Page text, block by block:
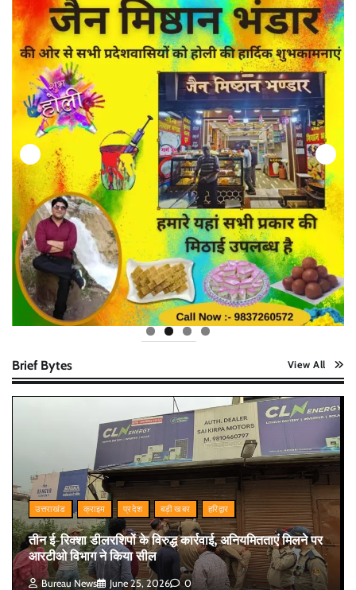
Brief Bytes View All
उत्तराखंड क्राइम प्रदेश बड़ी खबर हरिद्वार
तीन ई-रिक्शा डीलरशिपों के विरुद्ध कार्रवाई, अनियमितताएं मिलने पर
आरटीओ विभाग ने किया सील
Bureau News June 25, 2026 0